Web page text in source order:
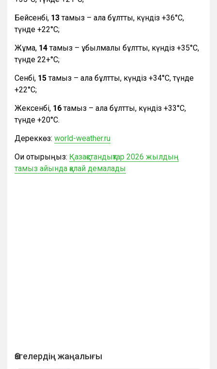
Бейсенбі, 13тамыз – ала бұлтты, күндіз +36°С,
түнде +22°С;
Жұма, 14тамыз – құбылмалы бұлтты, күндіз +35°С,
түнде 22+°С;
Сенбі, 15тамыз – ала бұлтты, күндіз +34°С, түнде
+22°С;
Жексенбі, 16тамыз – ала бұлтты, күндіз +33°С,
түнде +20°С.
Дереккөз: world-weather.ru
Оқи отырыңыз: Қазақстандықтар 2026 жылдың
тамыз айында қалай демалады